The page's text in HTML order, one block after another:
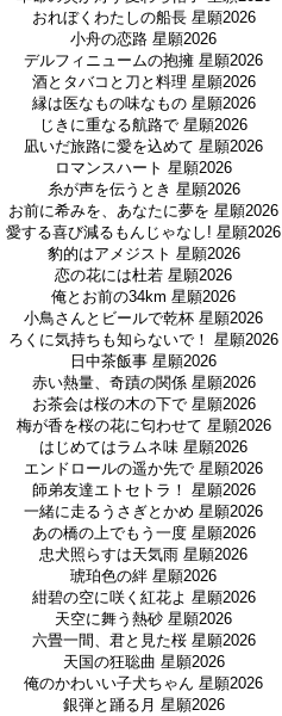
おれぼくわたしの船長 星願2026
小舟の恋路 星願2026
デルフィニュームの抱擁 星願2026
酒とタバコと刀と料理 星願2026
縁は医なもの味なもの 星願2026
じきに重なる航路で 星願2026
凪いだ旅路に愛を込めて 星願2026
ロマンスハート 星願2026
糸が声を伝うとき 星願2026
お前に希みを、あなたに夢を 星願2026
愛する喜び減るもんじゃなし! 星願2026
豹的はアメジスト 星願2026
恋の花には杜若 星願2026
俺とお前の34km 星願2026
小鳥さんとビールで乾杯 星願2026
ろくに気持ちも知らないで！ 星願2026
日中茶飯事 星願2026
赤い熱量、奇蹟の関係 星願2026
お茶会は桜の木の下で 星願2026
梅が香を桜の花に匂わせて 星願2026
はじめてはラムネ味 星願2026
エンドロールの遥か先で 星願2026
師弟友達エトセトラ！ 星願2026
一緒に走るうさぎとかめ 星願2026
あの橋の上でもう一度 星願2026
忠犬照らすは天気雨 星願2026
琥珀色の絆 星願2026
紺碧の空に咲く紅花よ 星願2026
天空に舞う熱砂 星願2026
六畳一間、君と見た桜 星願2026
天国の狂聡曲 星願2026
俺のかわいい子犬ちゃん 星願2026
銀弾と踊る月 星願2026